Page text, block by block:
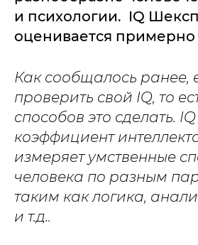
и психологии. IQ
оценивается примерно
Как сообщалось ранее,
проверить свой IQ, то
способов это сделать. IQ
коэффициент
измеряет умственные
человека по разным
таким как логика,
и т.д..